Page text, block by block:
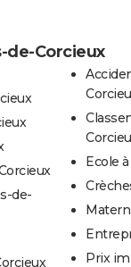
de-Corcieux
de-
Ecole
Prix